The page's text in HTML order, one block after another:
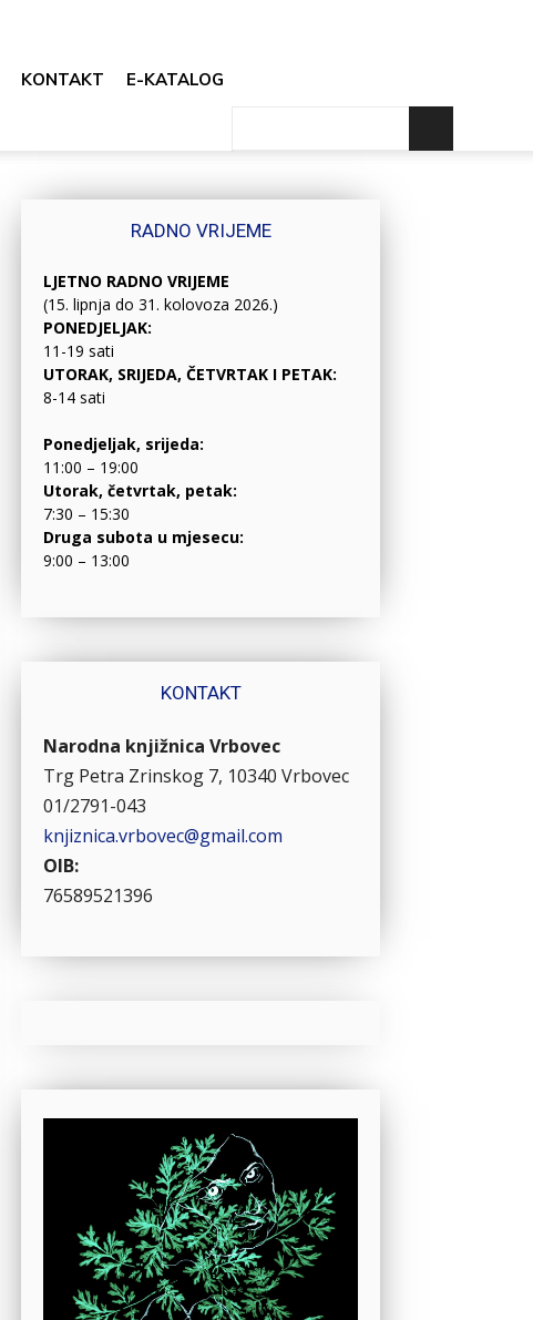
KONTAKT E-KATALOG
RADNO VRIJEME
LJETNO RADNO VRIJEME
(15. lipnja do 31. kolovoza 2026.)
PONEDJELJAK:
11-19 sati
UTORAK, SRIJEDA, ČETVRTAK I PETAK:
8-14 sati
Ponedjeljak, srijeda:
11:00 – 19:00
Utorak, četvrtak, petak:
7:30 – 15:30
Druga subota u mjesecu:
9:00 – 13:00
KONTAKT
Narodna knjižnica Vrbovec
Trg Petra Zrinskog 7, 10340 Vrbovec
01/2791-043
knjiznica.vrbovec@gmail.com
OIB:
76589521396